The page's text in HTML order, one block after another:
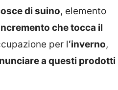
di suino, elemento
che tocca il
per l‘inverno,
a questi prodotti